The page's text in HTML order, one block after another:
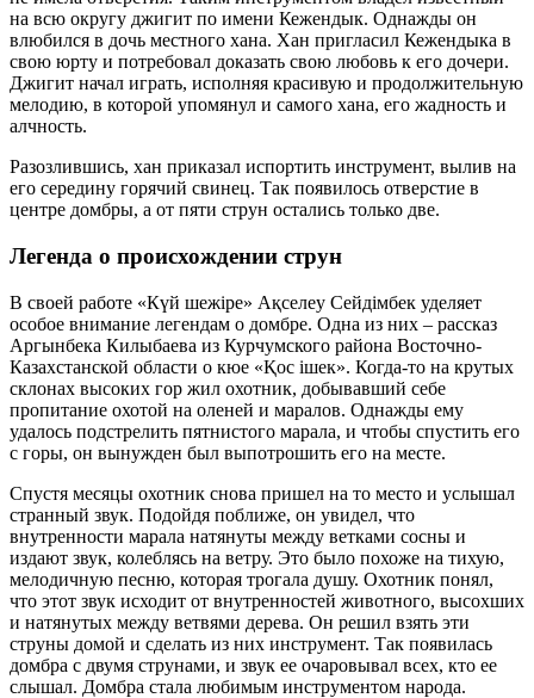
на всю округу джигит по имени Кежендык. Однажды он
влюбился в дочь местного хана. Хан пригласил Кежендыка в
свою юрту и потребовал доказать свою любовь к его дочери.
Джигит начал играть, исполняя красивую и продолжительную
мелодию, в которой упомянул и самого хана, его жадность и
алчность.
Разозлившись, хан приказал испортить инструмент, вылив на
его середину горячий свинец. Так появилось отверстие в
центре домбры, а от пяти струн остались только две.
Легенда о происхождении струн
В своей работе «Күй шежіре» Ақселеу Сейдімбек уделяет
особое внимание легендам о домбре. Одна из них – рассказ
Аргынбека Килыбаева из Курчумского района Восточно-
Казахстанской области о кюе «Қос ішек». Когда-то на крутых
склонах высоких гор жил охотник, добывавший себе
пропитание охотой на оленей и маралов. Однажды ему
удалось подстрелить пятнистого марала, и чтобы спустить его
с горы, он вынужден был выпотрошить его на месте.
Спустя месяцы охотник снова пришел на то место и услышал
странный звук. Подойдя поближе, он увидел, что
внутренности марала натянуты между ветками сосны и
издают звук, колеблясь на ветру. Это было похоже на тихую,
мелодичную песню, которая трогала душу. Охотник понял,
что этот звук исходит от внутренностей животного, высохших
и натянутых между ветвями дерева. Он решил взять эти
струны домой и сделать из них инструмент. Так появилась
домбра с двумя струнами, и звук ее очаровывал всех, кто ее
слышал. Домбра стала любимым инструментом народа.